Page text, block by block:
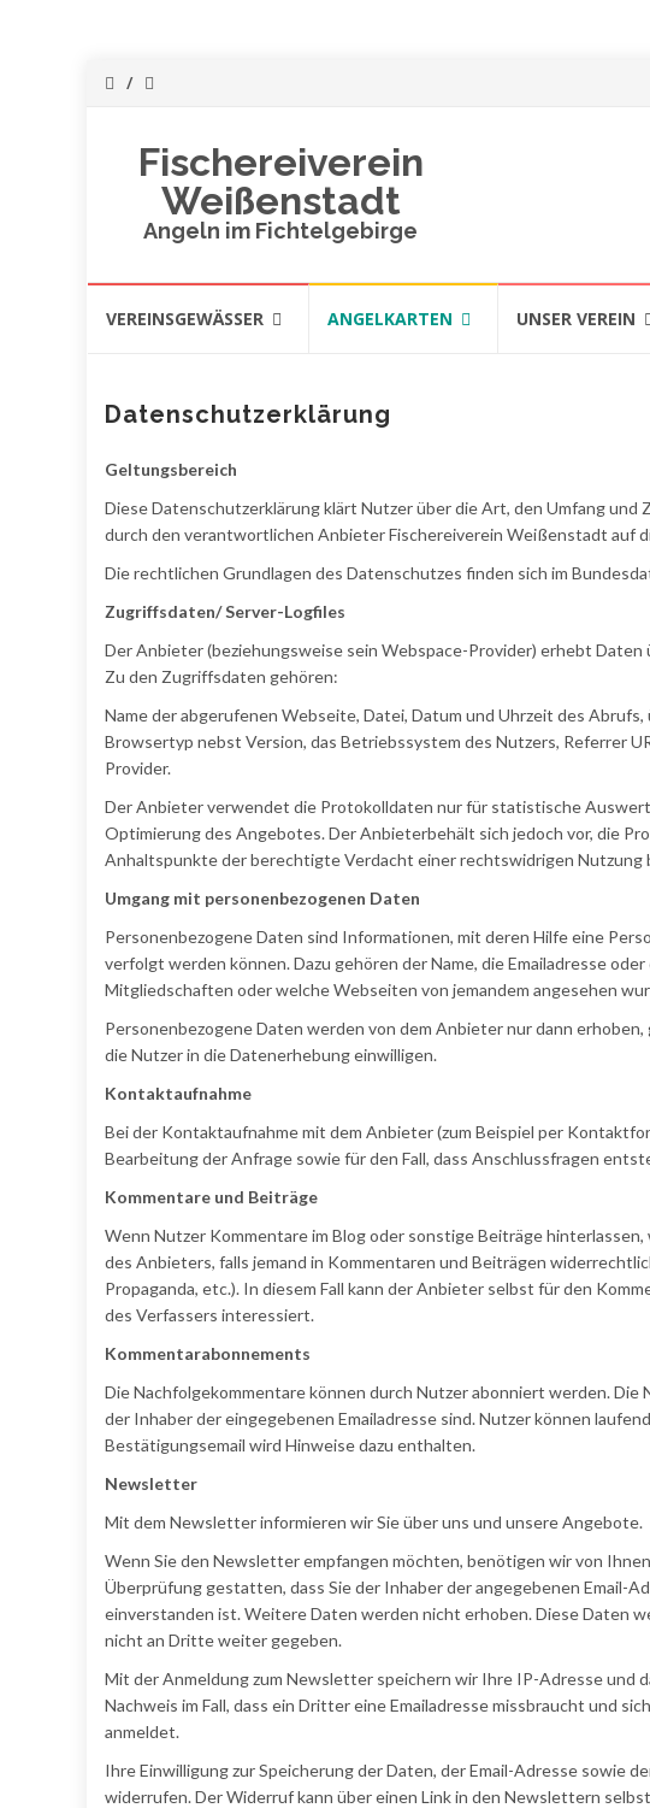
Fischereiverein
Weißenstadt
Angeln im Fichtelgebirge
VEREINSGEWÄSSER ANGELKARTEN UNSER VEREIN
Datenschutzerklärung
Geltungsbereich
Diese Datenschutzerklärung klärt Nutzer über die Art, den Umfang
durch den verantwortlichen Anbieter Fischereiverein Weißenstadt auf
Die rechtlichen Grundlagen des Datenschutzes finden sich im
Zugriffsdaten/ Server-Logfiles
Der Anbieter (beziehungsweise sein Webspace-Provider) erhebt
Zu den Zugriffsdaten gehören:
Name der abgerufenen Webseite, Datei, Datum und Uhrzeit des
Browsertyp nebst Version, das Betriebssystem des Nutzers, Referrer
Provider.
Der Anbieter verwendet die Protokolldaten nur für statistische
Optimierung des Angebotes. Der Anbieterbehält sich jedoch vor, die
Anhaltspunkte der berechtigte Verdacht einer rechtswidrigen Nutzung
Umgang mit personenbezogenen Daten
Personenbezogene Daten sind Informationen, mit deren Hilfe eine
verfolgt werden können. Dazu gehören der Name, die Emailadresse
Mitgliedschaften oder welche Webseiten von jemandem angesehen
Personenbezogene Daten werden von dem Anbieter nur dann
die Nutzer in die Datenerhebung einwilligen.
Kontaktaufnahme
Bei der Kontaktaufnahme mit dem Anbieter (zum Beispiel per
Bearbeitung der Anfrage sowie für den Fall, dass Anschlussfragen
Kommentare und Beiträge
Wenn Nutzer Kommentare im Blog oder sonstige Beiträge
des Anbieters, falls jemand in Kommentaren und Beiträgen
Propaganda, etc.). In diesem Fall kann der Anbieter selbst für den
des Verfassers interessiert.
Kommentarabonnements
Die Nachfolgekommentare können durch Nutzer abonniert werden.
der Inhaber der eingegebenen Emailadresse sind. Nutzer können
Bestätigungsemail wird Hinweise dazu enthalten.
Newsletter
Mit dem Newsletter informieren wir Sie über uns und unsere Angebote.
Wenn Sie den Newsletter empfangen möchten, benötigen wir von
Überprüfung gestatten, dass Sie der Inhaber der angegebenen Email-
einverstanden ist. Weitere Daten werden nicht erhoben. Diese Daten
nicht an Dritte weiter gegeben.
Mit der Anmeldung zum Newsletter speichern wir Ihre IP-Adresse und
Nachweis im Fall, dass ein Dritter eine Emailadresse missbraucht und
anmeldet.
Ihre Einwilligung zur Speicherung der Daten, der Email-Adresse sowie
widerrufen. Der Widerruf kann über einen Link in den Newslettern